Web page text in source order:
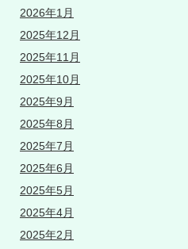
2026年1月
2025年12月
2025年11月
2025年10月
2025年9月
2025年8月
2025年7月
2025年6月
2025年5月
2025年4月
2025年2月